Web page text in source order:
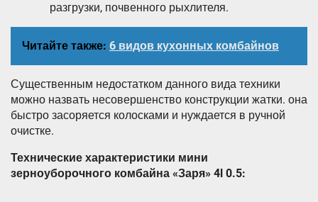
разгрузки, почвенного рыхлителя.
Читайте также: 6 видов кухонных комбайнов
Существенным недостатком данного вида техники
можно назвать несовершенство конструкции жатки. она
быстро засоряется колосками и нуждается в ручной
очистке.
Технические характеристики мини
зерноуборочного комбайна «Заря» 4l 0.5: